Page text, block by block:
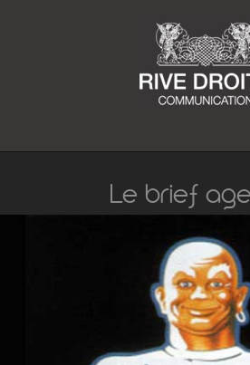
Le brief